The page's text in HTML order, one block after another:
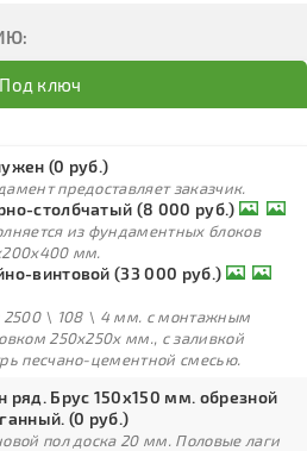
Под ключ
(0 руб.)
предоставляет заказчик.
столбчатый (8 000 руб.)
из фундаментных блоков
мм.
винтовой (33 000 руб.)
2500 \ 108 \ 4 мм. с монтажным
250х250х мм., с заливкой
песчано-цементной смесью.
ряд. Брус 150х150 мм. обрезной
(0 руб.)
пол доска 20 мм. Половые лаги